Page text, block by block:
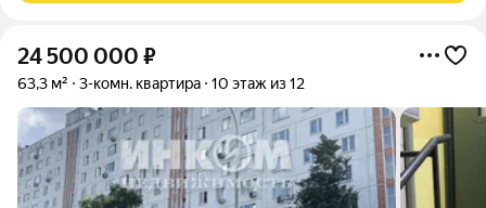
24 500 000 ₽
63,3 м² 3-комн. квартира 10 этаж из 12